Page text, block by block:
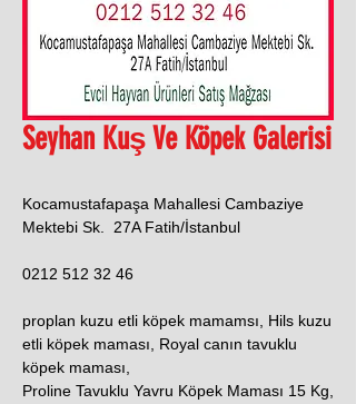
Seyhan Kuş Ve Köpek Galerisi
Kocamustafapaşa Mahallesi Cambaziye
Mektebi Sk. 27A Fatih/İstanbul
0212 512 32 46
proplan kuzu etli köpek mamamsı, Hils kuzu
etli köpek maması, Royal canın tavuklu
köpek maması,
Proline Tavuklu Yavru Köpek Maması 15 Kg,